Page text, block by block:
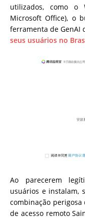
utilizados, como o
Microsoft Office), o
ferramenta de GenAI
seus usuários no
Ao parecerem
usuários e instalam,
combinação
de acesso remoto